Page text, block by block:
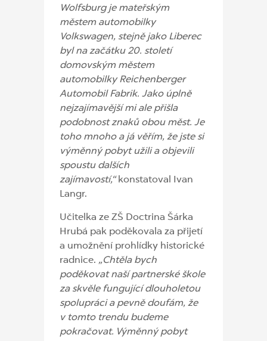
Wolfsburg je mateřským
městem automobilky
Volkswagen, stejně jako Liberec
byl na začátku 20. století
domovským městem
automobilky Reichenberger
Automobil Fabrik. Jako úplně
nejzajímavější mi ale přišla
podobnost znaků obou měst. Je
toho mnoho a já věřím, že jste si
výměnný pobyt užili a objevili
spoustu dalších
zajímavostí,“konstatoval Ivan
Langr.
Učitelka ze ZŠ Doctrina Šárka
Hrubá pak poděkovala za přijetí
a umožnění prohlídky historické
radnice. „Chtěla bych
poděkovat naší partnerské škole
za skvěle fungující dlouholetou
spolupráci a pevně doufám, že
v tomto trendu budeme
pokračovat. Výměnný pobyt